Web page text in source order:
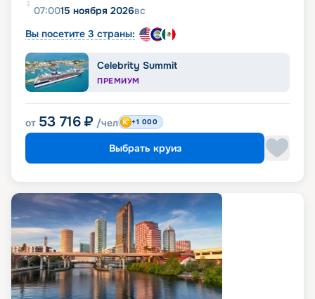
07:0015 ноября 2026вс
Вы посетите 3 страны:
Celebrity Summit
ПРЕМИУМ
от 53 716 ₽ /чел +1 000
Выбрать круиз